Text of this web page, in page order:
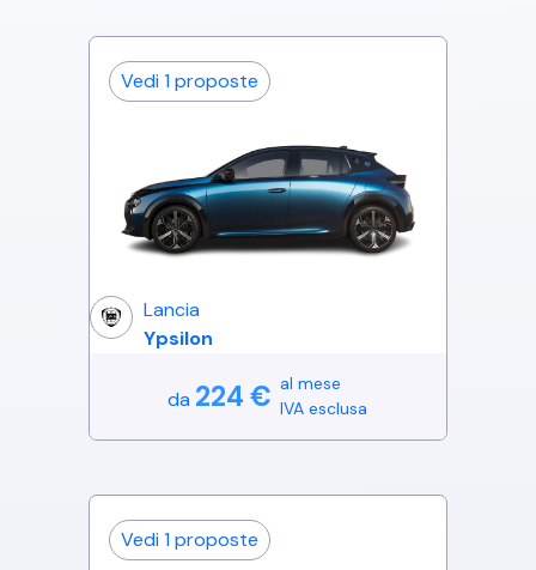
Vedi 1 proposte
Lancia
Ypsilon
da 224 € al mese
IVA esclusa
Vedi 1 proposte